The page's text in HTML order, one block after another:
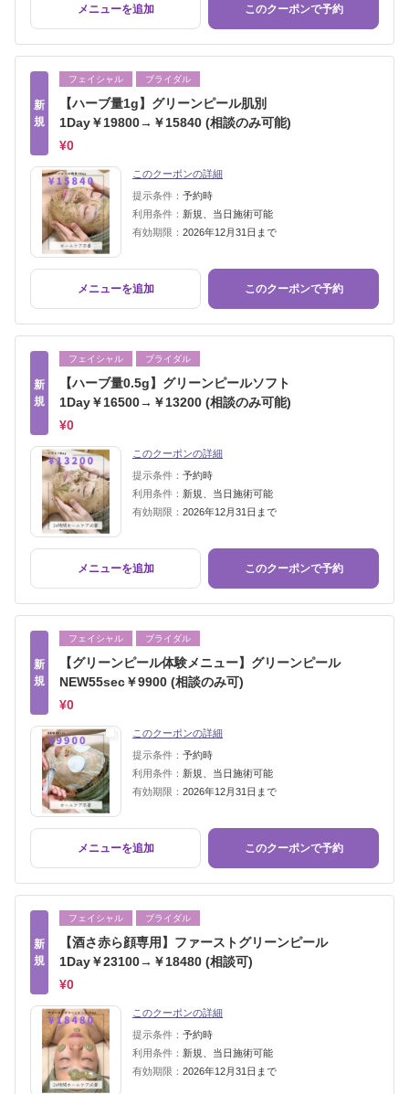
メニューを追加 このクーポンで予約
新
規
フェイシャル ブライダル
【ハーブ量1g】グリーンピール肌別
1Day￥19800→￥15840 (相談のみ可能)
¥0
このクーポンの詳細
提示条件： 予約時
利用条件： 新規、当日施術可能
有効期限： 2026年12月31日まで
メニューを追加 このクーポンで予約
新
規
フェイシャル ブライダル
【ハーブ量0.5g】グリーンピールソフト
1Day￥16500→￥13200 (相談のみ可能)
¥0
このクーポンの詳細
提示条件： 予約時
利用条件： 新規、当日施術可能
有効期限： 2026年12月31日まで
メニューを追加 このクーポンで予約
新
規
フェイシャル ブライダル
【グリーンピール体験メニュー】グリーンピール
NEW55sec￥9900 (相談のみ可)
¥0
このクーポンの詳細
提示条件： 予約時
利用条件： 新規、当日施術可能
有効期限： 2026年12月31日まで
メニューを追加 このクーポンで予約
新
規
フェイシャル ブライダル
【酒さ赤ら顔専用】ファーストグリーンピール
1Day￥23100→￥18480 (相談可)
¥0
このクーポンの詳細
提示条件： 予約時
利用条件： 新規、当日施術可能
有効期限： 2026年12月31日まで